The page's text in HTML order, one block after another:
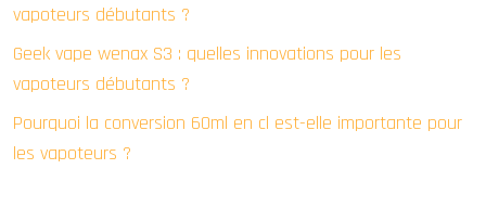
vapoteurs débutants ?
Geek vape wenax S3 : quelles innovations pour les
vapoteurs débutants ?
Pourquoi la conversion 60ml en cl est-elle importante pour
les vapoteurs ?